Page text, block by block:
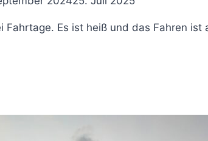
Fahrtage. Es ist heiß und das Fahren